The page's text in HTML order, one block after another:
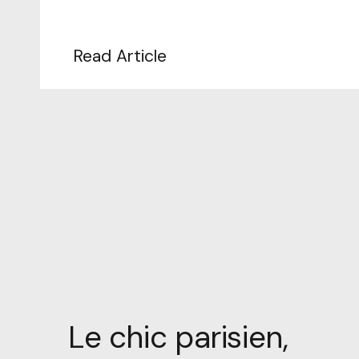
Read Article
Le chic parisien,